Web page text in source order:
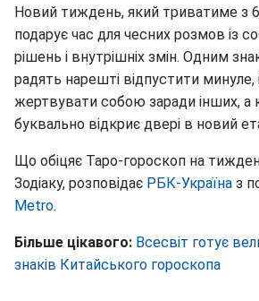
Новий тиждень, який триватиме з
подарує час для чесних розмов із
рішень і внутрішніх змін. Одним
радять нарешті відпустити
жертвувати собою заради інших, а
буквально відкриє двері в новий
Що обіцяє Таро-гороскоп на
Зодіаку, розповідає РБК-Україна з
Metro.
Більше цікавого: Всесвіт готує
знаків Китайського гороскопа